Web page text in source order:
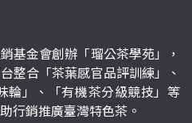
基金會創辦「瑠公茶學苑」，
整合「茶葉感官品評訓練」、
輪」、「有機茶分級競技」等
行銷推廣臺灣特色茶。